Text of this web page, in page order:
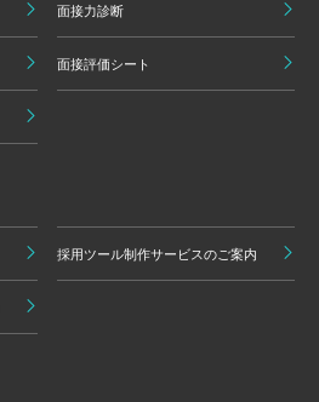
面接力診断
面接評価シート
採用ツール制作サービスのご案内